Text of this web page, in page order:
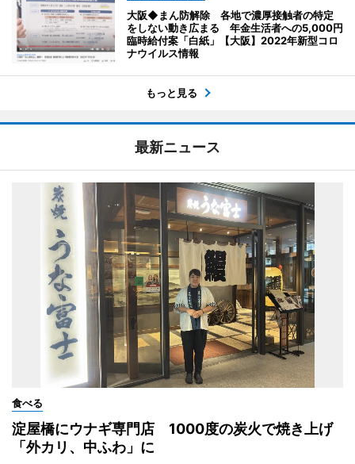
大阪◆まん防解除 各地で濃厚接触者の特定
をしない動き広まる 年金生活者への5,000円
臨時給付案「白紙」【大阪】2022年新型コロ
ナウイルス情報
もっと見る
最新ニュース
食べる
淀屋橋にウナギ専門店 1000度の炭火で焼き上げ
「外カリ、中ふわ」に